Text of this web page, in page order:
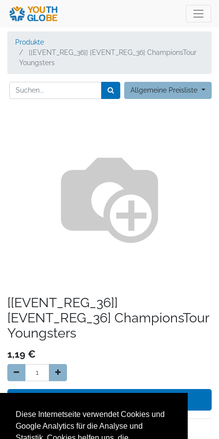
Diese Internetseite verwendet Cookies und
Google Analytics für die Analyse und
Produkte
[[EVENT_REG_36]] [EVENT_REG_36] ChampionsTour
Youngsters
Allgemeine Preisliste
[[EVENT_REG_36]]
[EVENT_REG_36] ChampionsTour
Youngsters
1,19 €
14 Tage Geld zurück Garantie